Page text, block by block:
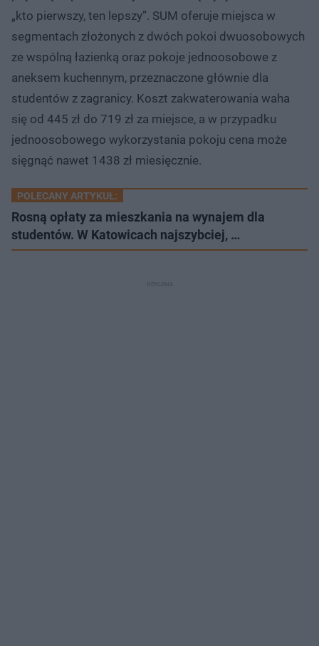
„kto pierwszy, ten lepszy”. SUM oferuje miejsca w
segmentach złożonych z dwóch pokoi dwuosobowych
ze wspólną łazienką oraz pokoje jednoosobowe z
aneksem kuchennym, przeznaczone głównie dla
studentów z zagranicy. Koszt zakwaterowania waha
się od 445 zł do 719 zł za miejsce, a w przypadku
jednoosobowego wykorzystania pokoju cena może
sięgnąć nawet 1438 zł miesięcznie.
POLECANY ARTYKUŁ:
Rosną opłaty za mieszkania na wynajem dla
studentów. W Katowicach najszybciej, …